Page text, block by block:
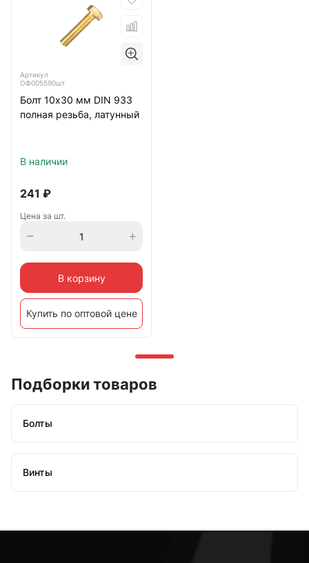
Артикул
ОФ005590шт
Болт 10х30 мм DIN 933
полная резьба, латунный
В наличии
241 ₽
Цена за шт.
В корзину
Купить по оптовой цене
Подборки товаров
Болты
Винты